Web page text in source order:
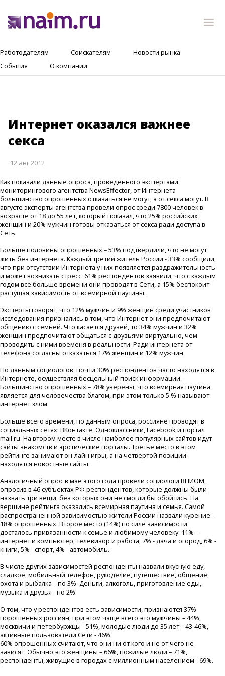
Работодателям Соискателям
Новости рынка
События
О компании
Интернет оказался важнее
секса
12 авг 2012
Как показали данные опроса, проведенного экспертами
мониторингового агентства NewsEffector, от Интернета
большинство опрошенных отказаться не могут, а от секса могут. В
августе эксперты агентства провели опрос среди 7800 человек в
возрасте от 18 до 55 лет, который показал, что 25% российских
женщин и 20% мужчин готовы отказаться от секса ради доступа в
Сеть.
Больше половины опрошенных – 53% подтвердили, что не могут
жить без интернета. Каждый третий житель России - 33% сообщили,
что при отсутствии Интернета у них появляется раздражительность
и может возникать стресс. 61% респондентов заявили, что с каждым
годом все больше времени они проводят в Сети, а 15% беспокоит
растущая зависимость от всемирной паутины.
Эксперты говорят, что 12% мужчин и 9% женщин среди участников
исследования признались в том, что Интернет они предпочитают
общению с семьей. Что касается друзей, то 34% мужчин и 32%
женщин предпочитают общаться с друзьями виртуально, чем
проводить с ними временя в реальности. Ради интернета от
телефона согласны отказаться 17% женщин и 12% мужчин.
По данным социологов, почти 30% респондентов часто находятся в
Интернете, осуществляя бесцельный поиск информации.
Большинство опрошенных – 78% уверены, что всемирная паутина
является для человечества благом, при этом только 5 % называют
интернет злом.
Больше всего времени, по данным опроса, россияне проводят в
социальных сетях: ВКонтакте, Одноклассники, Facebook и портал
mail.ru. На втором месте в числе наиболее популярных сайтов идут
сайты знакомств и эротические порталы. Третье место в этом
рейтинге занимают он-лайн игры, а на четвертой позиции
находятся новостные сайты.
Аналогичный опрос в мае этого года провели социологи ВЦИОМ,
опросив в 46 субъектах РФ респондентов, которые должны были
назвать три вещи, без которых они не смогли бы обойтись. На
вершине рейтинга оказались всемирная паутина и семья. Самой
распространенной зависимостью жители России назвали курение –
18% опрошенных. Второе место (14%) по силе зависимости
досталось привязанности к семье и любимому человеку. 11% -
интернет и компьютер, телевизор и работа, 7% - дача и огород, 6% -
книги, 5% - спорт, 4% - автомобиль.
В числе других зависимостей респонденты назвали вкусную еду,
сладкое, мобильный телефон, рукоделие, путешествие, общение,
охота и рыбалка – по 3%. Деньги, алкоголь, приготовление еды,
музыка и друзья - по 2%.
О том, что у респондентов есть зависимости, признаются 37%
порошенных россиян, при этом чаще всего это мужчины – 44%,
москвичи и петербуржцы - 51%, молодые люди до 35 лет – 43-46%,
активные пользователи Сети - 46%.
60% опрошенных считают, что они ни от кого и не от чего не
зависят. Обычно это женщины – 66%, пожилые люди – 71%,
респонденты, живущие в городах с миллионным населением - 69%.